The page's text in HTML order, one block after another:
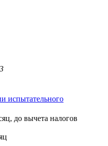
3
испытательного
до вычета налогов